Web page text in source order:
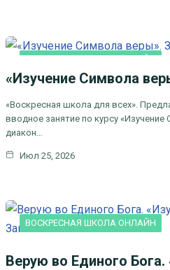
«Изучение Символа
«Воскресная школа для всех».
вводное занятие по курсу
диакон…
Июл 25, 2026
ВОСКРЕСНАЯ ШКОЛА ОНЛАЙН
Верую во Единого